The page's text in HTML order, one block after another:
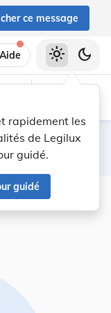
ce message
Aide
rapidement les
de Legilux
guidé.
guidé
light_mode dark_mode